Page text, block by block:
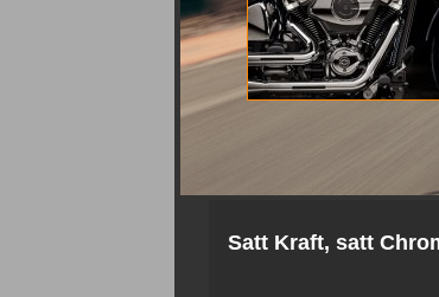
Satt Kraft, satt